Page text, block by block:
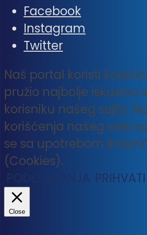
Facebook
Instagram
Twitter
Naš portal koristi
pružio najbolje iskustvo
korisniku našeg sajta.
korišćenja našeg web
se sa upotrebom
(Cookies).
PODEŠAVANJA PRIHVATI
Close